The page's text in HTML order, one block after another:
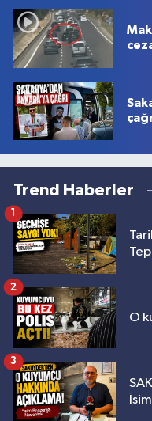
Trend Haberler
1
O
2
3